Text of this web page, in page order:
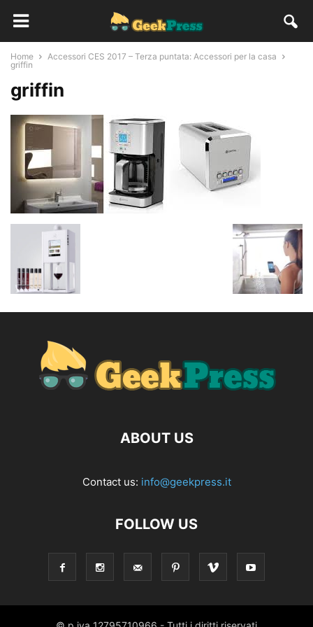
Home
Accessori CES 2017 – Terza puntata: Accessori per la casa
griffin
griffin
ABOUT US
Contact us: info@geekpress.it
FOLLOW US